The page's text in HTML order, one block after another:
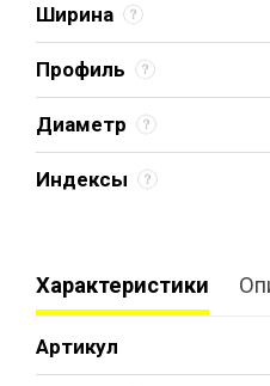
Ширина
Профиль
Диаметр
Индексы
Характеристики
Артикул